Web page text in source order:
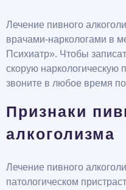
Лечение пивного
врачами-наркологами в
Психиатр». Чтобы
скорую наркологическую
звоните в любое время
Признаки
алкоголизма
Лечение пивного
патологическом